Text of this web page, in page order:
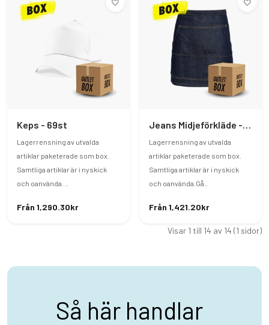
Keps - 69st
Lagerrensning av utvalda
artiklar paketerade som box.
Samtliga artiklar är i nyskick
och oanvända. ..
Från 1,290.30kr
Jeans Midjeförkläde - 19st
Lagerrensning av utvalda
artiklar paketerade som box.
Samtliga artiklar är i nyskick
och oanvända.Gå..
Från 1,421.20kr
Visar 1 till 14 av 14 (1 sidor)
Så här handlar